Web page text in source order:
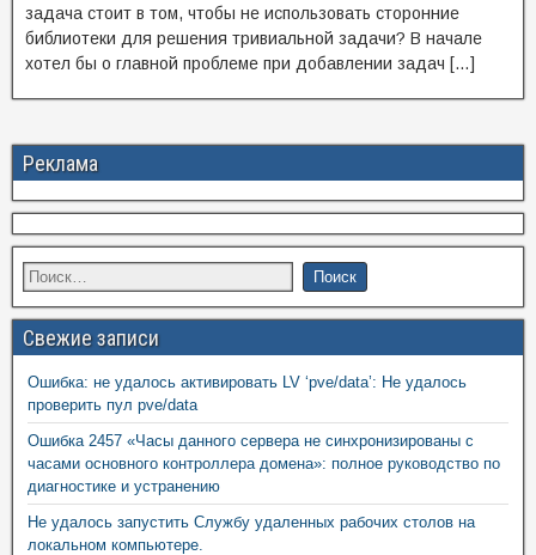
задача стоит в том, чтобы не использовать сторонние
библиотеки для решения тривиальной задачи? В начале
хотел бы о главной проблеме при добавлении задач […]
Реклама
Свежие записи
Ошибка: не удалось активировать LV ‘pve/data’: Не удалось
проверить пул pve/data
Ошибка 2457 «Часы данного сервера не синхронизированы с
часами основного контроллера домена»: полное руководство по
диагностике и устранению
Не удалось запустить Службу удаленных рабочих столов на
локальном компьютере.